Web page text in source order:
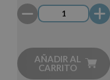
AÑADIR AL
CARRITO